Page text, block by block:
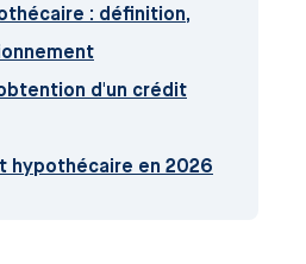
: définition,
d'un crédit
hypothécaire en 2026